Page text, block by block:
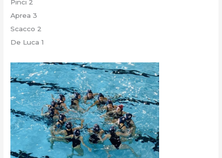
Pinci 2
Aprea 3
Scacco 2
De Luca 1